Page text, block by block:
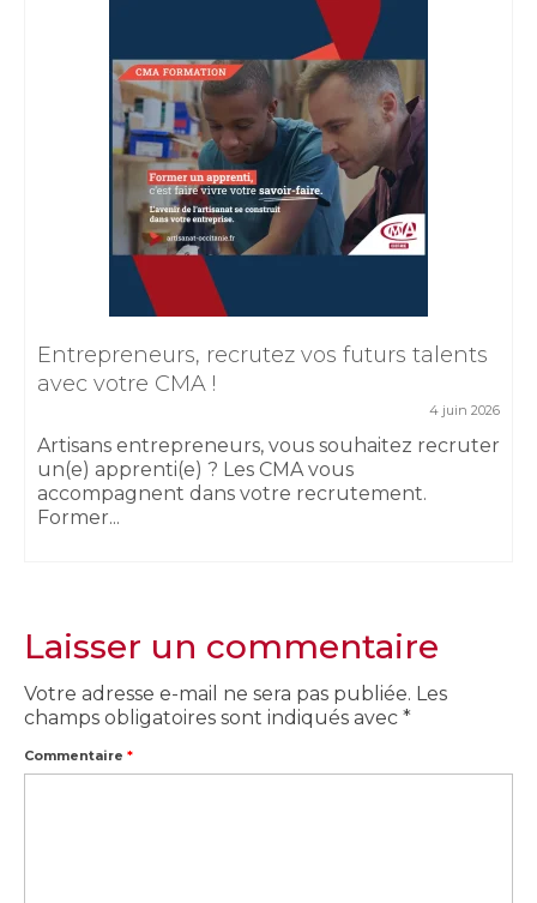
Entrepreneurs, recrutez vos futurs talents
avec votre CMA !
4 juin 2026
Artisans entrepreneurs, vous souhaitez recruter
un(e) apprenti(e) ? Les CMA vous
accompagnent dans votre recrutement.
Former...
Laisser un commentaire
Votre adresse e-mail ne sera pas publiée. Les
champs obligatoires sont indiqués avec *
Commentaire *